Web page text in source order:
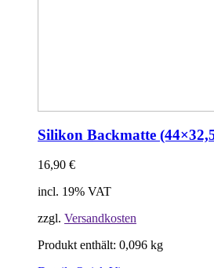
Silikon Backmatte
16,90 €
incl. 19% VAT
zzgl. Versandkosten
Produkt enthält: 0,096 kg